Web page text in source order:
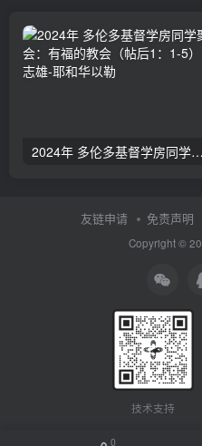
2024年 多伦多基督学房同学聚会：有福的教会（帖后1：1-5） 刘志雄
友链申请 免责声明
Copyright ©
技术支持
0